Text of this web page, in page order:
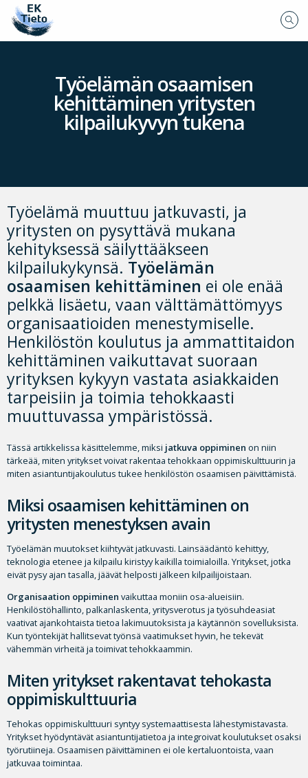
Työelämän osaamisen
kehittäminen yritysten
kilpailukyvyn tukena
Työelämä muuttuu jatkuvasti, ja
yritysten on pysyttävä mukana
kehityksessä säilyttääkseen
kilpailukykynsä. Työelämän
osaamisen kehittäminen ei ole enää
pelkkä lisäetu, vaan välttämättömyys
organisaatioiden menestymiselle.
Henkilöstön koulutus ja ammattitaidon
kehittäminen vaikuttavat suoraan
yrityksen kykyyn vastata asiakkaiden
tarpeisiin ja toimia tehokkaasti
muuttuvassa ympäristössä.
Tässä artikkelissa käsittelemme, miksi jatkuva oppiminen on niin
tärkeää, miten yritykset voivat rakentaa tehokkaan oppimiskulttuurin ja
miten asiantuntijakoulutus tukee henkilöstön osaamisen päivittämistä.
Miksi osaamisen kehittäminen on
yritysten menestyksen avain
Työelämän muutokset kiihtyvät jatkuvasti. Lainsäädäntö kehittyy,
teknologia etenee ja kilpailu kiristyy kaikilla toimialoilla. Yritykset, jotka
eivät pysy ajan tasalla, jäävät helposti jälkeen kilpailijoistaan.
Organisaation oppiminen vaikuttaa moniin osa-alueisiin.
Henkilöstöhallinto, palkanlaskenta, yritysverotus ja työsuhdeasiat
vaativat ajankohtaista tietoa lakimuutoksista ja käytännön sovelluksista.
Kun työntekijät hallitsevat työnsä vaatimukset hyvin, he tekevät
vähemmän virheitä ja toimivat tehokkaammin.
Miten yritykset rakentavat tehokasta
oppimiskulttuuria
Tehokas oppimiskulttuuri syntyy systemaattisesta lähestymistavasta.
Yritykset hyödyntävät asiantuntijatietoa ja integroivat koulutukset osaksi
työrutiineja. Osaamisen päivittäminen ei ole kertaluontoista, vaan
jatkuvaa toimintaa.